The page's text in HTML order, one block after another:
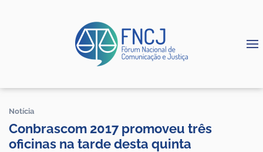
Notícia
Conbrascom 2017 promoveu três
oficinas na tarde desta quinta